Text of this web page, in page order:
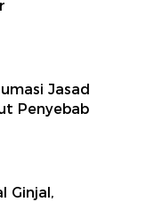
Jasad
Penyebab
Ginjal,